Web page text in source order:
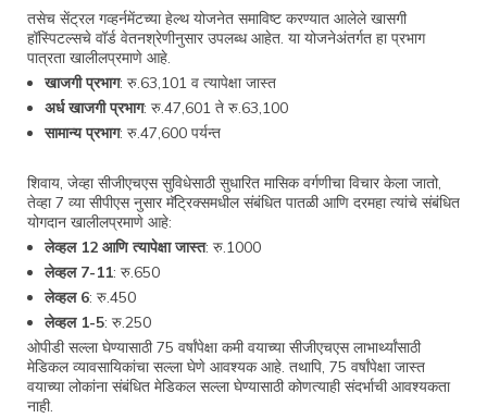
तसेच सेंट्रल गव्हर्नमेंटच्या हेल्थ योजनेत समाविष्ट करण्यात आलेले खासगी
हॉस्पिटल्सचे वॉर्ड वेतनश्रेणीनुसार उपलब्ध आहेत. या योजनेअंतर्गत हा प्रभाग
पात्रता खालीलप्रमाणे आहे.
खाजगी प्रभाग: रु.63,101 व त्यापेक्षा जास्त
अर्ध खाजगी प्रभाग: रु.47,601 ते रु.63,100
सामान्य प्रभाग: रु.47,600 पर्यन्त
शिवाय, जेव्हा सीजीएचएस सुविधेसाठी सुधारित मासिक वर्गणीचा विचार केला जातो,
तेव्हा 7 व्या सीपीएस नुसार मॅट्रिक्समधील संबंधित पातळी आणि दरमहा त्यांचे संबंधित
योगदान खालीलप्रमाणे आहे:
लेव्हल 12 आणि त्यापेक्षा जास्त: रु.1000
लेव्हल 7-11: रु.650
लेव्हल 6: रु.450
लेव्हल 1-5: रु.250
ओपीडी सल्ला घेण्यासाठी 75 वर्षांपेक्षा कमी वयाच्या सीजीएचएस लाभार्थ्यांसाठी
मेडिकल व्यावसायिकांचा सल्ला घेणे आवश्यक आहे. तथापि, 75 वर्षांपेक्षा जास्त
वयाच्या लोकांना संबंधित मेडिकल सल्ला घेण्यासाठी कोणत्याही संदर्भाची आवश्यकता
नाही.